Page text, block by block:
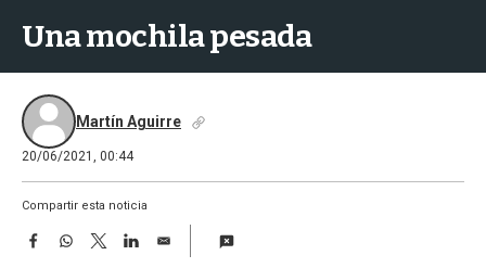
�
d
Una mochila pesada
Martín Aguirre
20/06/2021, 00:44
Compartir esta noticia
F
W
T
w
L
E